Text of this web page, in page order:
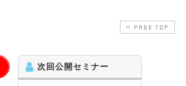
PAGE TOP
次回公開セミナー